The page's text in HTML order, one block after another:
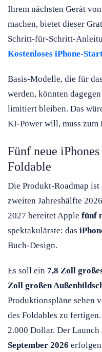
Ihrem nächsten Gerät
machen, bietet dieser
Schritt-für-Schritt-
Kostenloses iPhone-
Basis-Modelle, die für
werden, könnten
limitiert bleiben. Das
KI-Power will, muss
Fünf neue
Foldable
Die Produkt-Roadmap
zweiten Jahreshälfte
2027 bereitet Apple fünf
spektakulärste: das
Buch-Design.
Es soll ein 7,8 Zoll
Zoll großen
Produktionspläne sehen
des Foldables zu
2.000 Dollar. Der Launch
September 2026